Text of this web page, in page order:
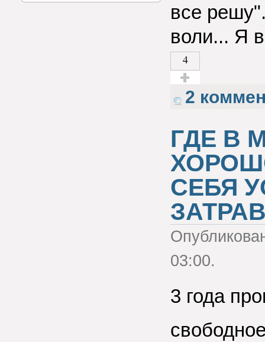
все
воли... Я
4
Голос за!
2
ГДЕ В
СЕБЯ
03:00.
3 года